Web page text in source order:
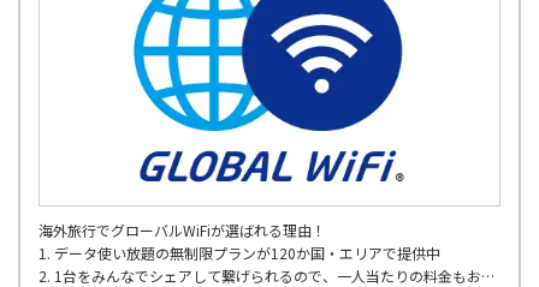
海外旅行でグローバルWiFiが選ばれる理由！
1. データ使い放題の無制限プランが120か国・エリアで提供中
2. 1台をみんなでシェアして繋げられるので、一人当たりの料金もお得